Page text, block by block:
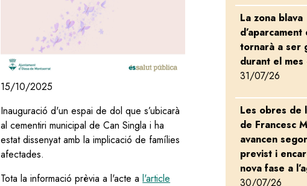
15/10/2025
Inauguració d'un espai de dol que s’ubicarà
al cementiri municipal de Can Singla i ha
estat dissenyat amb la implicació de famílies
afectades.
Tota la informació prèvia a l'acte al'article
La zona blava
d’aparcament
tornarà a ser
durant el mes
31/07/26
Les obres de
de Francesc
avancen
previst i
nova fase a
30/07/26